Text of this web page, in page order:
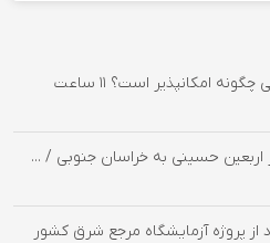
چگونه امکانپذیر است؟
11 ساعت
از پروژه آزمایشگاه مرجع شرق کشور